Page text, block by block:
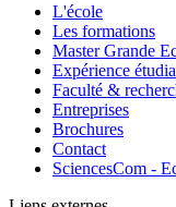
L'école
Les formations
Master Grande
Expérience
Faculté &
Entreprises
Brochures
Contact
SciencesCom -